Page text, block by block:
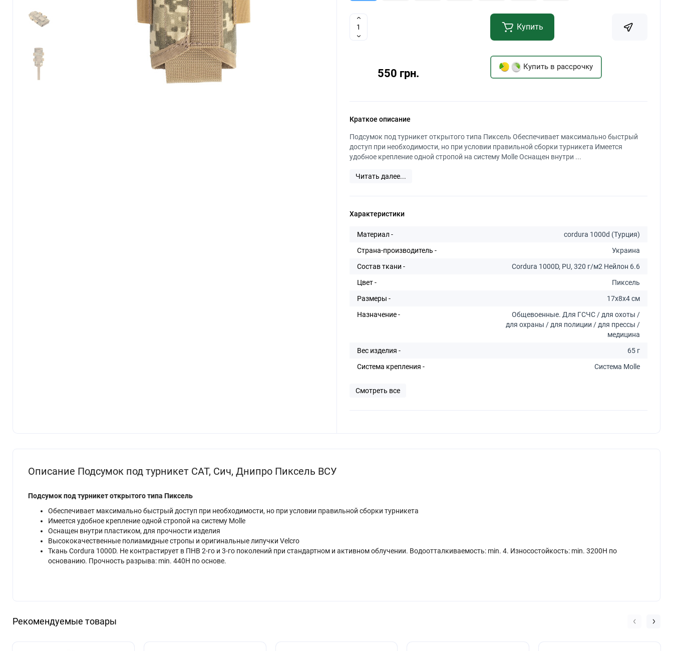
550 грн.
Купить
Купить в рассрочку
Краткое описание
Подсумок под турникет открытого типа Пиксель Обеспечивает максимально быстрый
доступ при необходимости, но при условии правильной сборки турникета Имеется
удобное крепление одной стропой на систему Molle Оснащен внутри ...
Читать далее...
Характеристики
Материал -
cordura 1000d (Турция)
Страна-производитель -
Украина
Состав ткани -
Cordura 1000D, PU, 320 г/м2 Нейлон 6.6
Цвет -
Пиксель
Размеры -
17x8x4 см
Назначение -
Общевоенные. Для ГСЧС / для охоты /
для охраны / для полиции / для прессы /
медицина
Вес изделия -
65 г
Система крепления -
Система Molle
Смотреть все
Описание Подсумок под турникет САТ, Сич, Днипро Пиксель ВСУ
Подсумок под турникет открытого типа Пиксель
Обеспечивает максимально быстрый доступ при необходимости, но при условии правильной сборки турникета
Имеется удобное крепление одной стропой на систему Molle
Оснащен внутри пластиком, для прочности изделия
Высококачественные полиамидные стропы и оригинальные липучки Velcro
Ткань Cordura 1000D. Не контрастирует в ПНВ 2-го и 3-го поколений при стандартном и активном облучении. Водоотталкиваемость: min. 4. Износостойкость: min. 3200H по
основанию. Прочность разрыва: min. 440H по основе.
Рекомендуемые товары